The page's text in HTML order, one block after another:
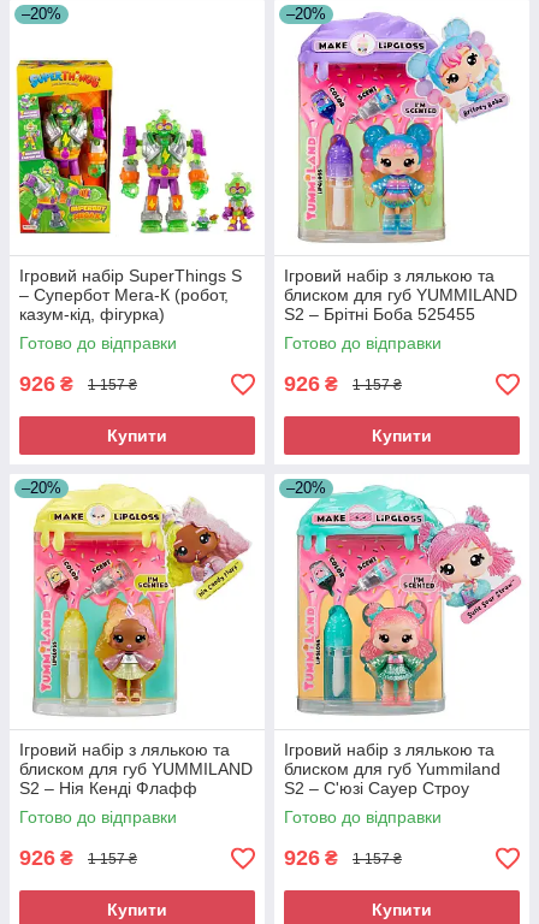
–20%
Ігровий набір SuperThings S
– Супербот Мега-К (робот,
казум-кід, фігурка)
PSTSP116IN20
Готово до відправки
926 ₴ 1 157 ₴
Купити
–20%
Ігровий набір з лялькою та
блиском для губ YUMMILAND
S2 – Брітні Боба 525455
Готово до відправки
926 ₴ 1 157 ₴
Купити
–20%
Ігровий набір з лялькою та
блиском для губ YUMMILAND
S2 – Нія Кенді Флафф
525462
Готово до відправки
926 ₴ 1 157 ₴
Купити
–20%
Ігровий набір з лялькою та
блиском для губ Yummiland
S2 – С'юзі Сауер Строу
525479
Готово до відправки
926 ₴ 1 157 ₴
Купити